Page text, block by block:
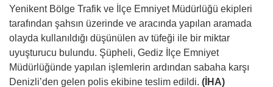
Yenikent Bölge Trafik ve İlçe Emniyet Müdürlüğü ekipleri
tarafından şahsın üzerinde ve aracında yapılan aramada
olayda kullanıldığı düşünülen av tüfeği ile bir miktar
uyuşturucu bulundu. Şüpheli, Gediz İlçe Emniyet
Müdürlüğünde yapılan işlemlerin ardından sabaha karşı
Denizli’den gelen polis ekibine teslim edildi. (İHA)